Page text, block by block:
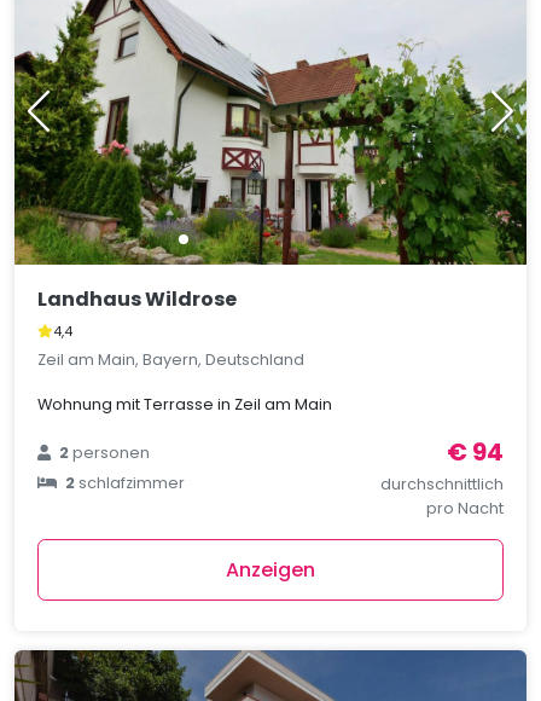
Landhaus Wildrose
4,4
Zeil am Main, Bayern, Deutschland
Wohnung mit Terrasse in Zeil am Main
2personen
2schlafzimmer
€ 94
durchschnittlich
pro Nacht
Anzeigen